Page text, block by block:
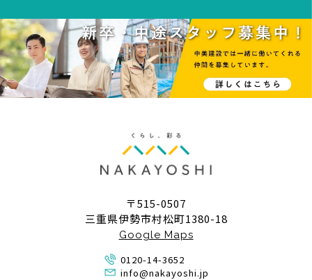
〒515-0507
三重県伊勢市村松町1380-18
Google Maps
0120-14-3652
info@nakayoshi.jp